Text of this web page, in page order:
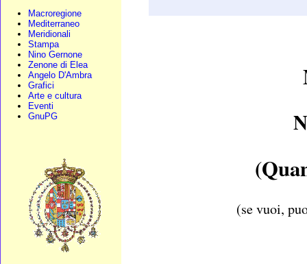
Macroregione
Mediterraneo
Meridionali
Stampa
Nino Gernone
Zenone di Elea
Angelo D'Ambra
Grafici
Arte e cultura
Eventi
GnuPG
(se vuoi,